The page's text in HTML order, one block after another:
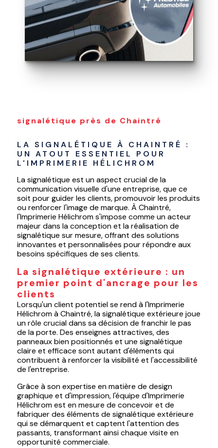
signalétique près de Chaintré
LA SIGNALÉTIQUE À CHAINTRÉ :
UN ATOUT ESSENTIEL POUR
L'IMPRIMERIE HÉLICHROM
La signalétique est un aspect crucial de la
communication visuelle d'une entreprise, que ce
soit pour guider les clients, promouvoir les produits
ou renforcer l'image de marque. À Chaintré,
l'Imprimerie Hélichrom s'impose comme un acteur
majeur dans la conception et la réalisation de
signalétique sur mesure, offrant des solutions
innovantes et personnalisées pour répondre aux
besoins spécifiques de ses clients.
La signalétique extérieure : un
premier point d'ancrage pour les
clients
Lorsqu'un client potentiel se rend à l'Imprimerie
Hélichrom à Chaintré, la signalétique extérieure joue
un rôle crucial dans sa décision de franchir le pas
de la porte. Des enseignes attractives, des
panneaux bien positionnés et une signalétique
claire et efficace sont autant d'éléments qui
contribuent à renforcer la visibilité et l'accessibilité
de l'entreprise.
Grâce à son expertise en matière de design
graphique et d'impression, l'équipe d'Imprimerie
Hélichrom est en mesure de concevoir et de
fabriquer des éléments de signalétique extérieure
qui se démarquent et captent l'attention des
passants, transformant ainsi chaque visite en
opportunité commerciale.